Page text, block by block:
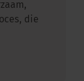
die